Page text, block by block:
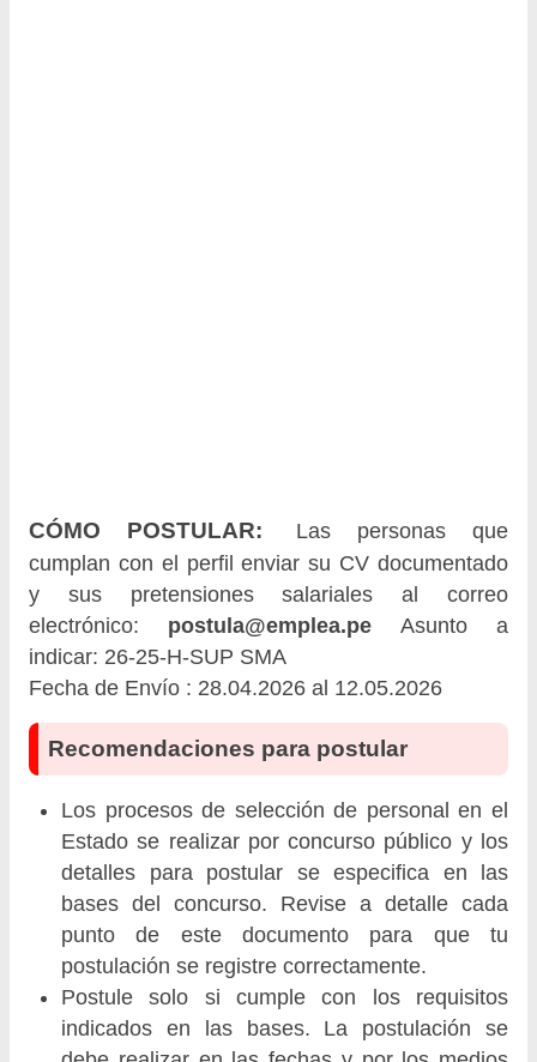
CÓMO POSTULAR:
Las personas que
cumplan con el perfil enviar su CV documentado
y sus pretensiones salariales al correo
electrónico: postula@emplea.pe Asunto a
indicar: 26-25-H-SUP SMA
Fecha de Envío : 28.04.2026 al 12.05.2026
Recomendaciones para postular
Los procesos de selección de personal en el
Estado se realizar por concurso público y los
detalles para postular se especifica en las
bases del concurso. Revise a detalle cada
punto de este documento para que tu
postulación se registre correctamente.
Postule solo si cumple con los requisitos
indicados en las bases. La postulación se